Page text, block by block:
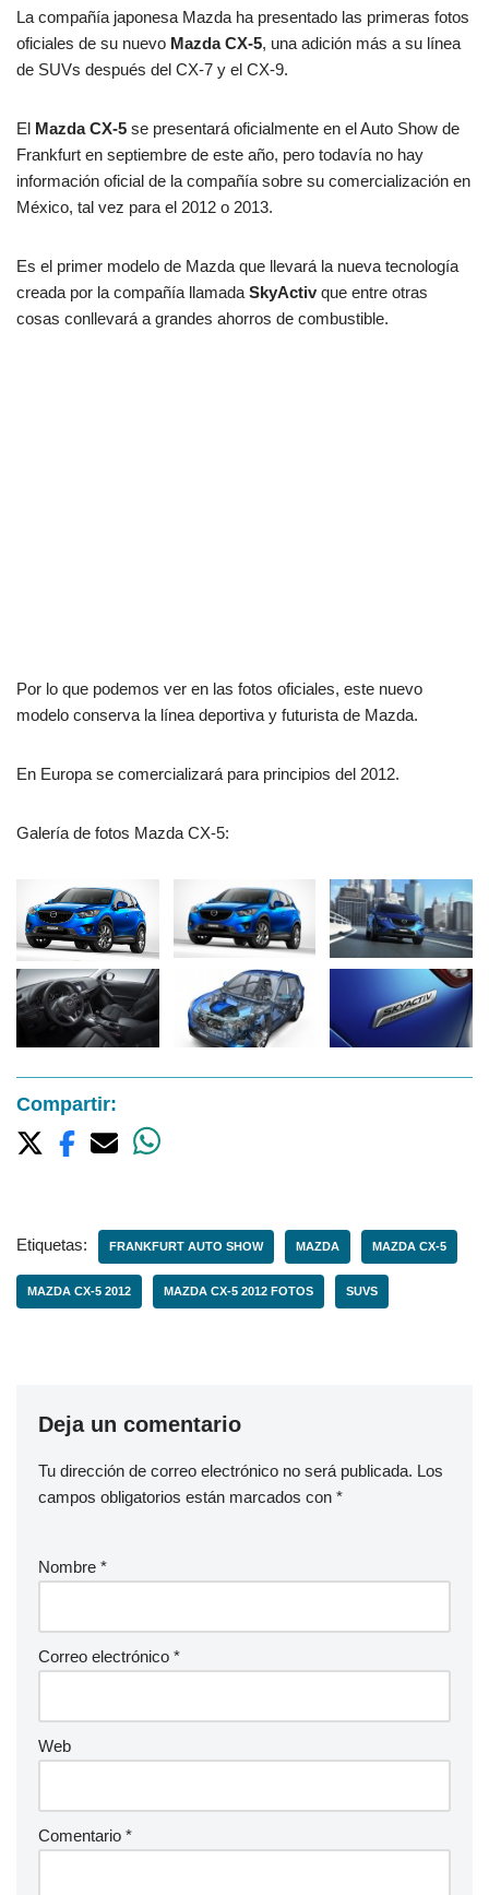
La compañía japonesa Mazda ha presentado las primeras fotos
oficiales de su nuevo Mazda CX-5, una adición más a su línea
de SUVs después del CX-7 y el CX-9.
El Mazda CX-5 se presentará oficialmente en el Auto Show de
Frankfurt en septiembre de este año, pero todavía no hay
información oficial de la compañía sobre su comercialización en
México, tal vez para el 2012 o 2013.
Es el primer modelo de Mazda que llevará la nueva tecnología
creada por la compañía llamada SkyActiv que entre otras
cosas conllevará a grandes ahorros de combustible.
Por lo que podemos ver en las fotos oficiales, este nuevo
modelo conserva la línea deportiva y futurista de Mazda.
En Europa se comercializará para principios del 2012.
Galería de fotos Mazda CX-5:
Compartir:
Etiquetas: FRANKFURT AUTO SHOW MAZDA MAZDA CX-5
MAZDA CX-5 2012 MAZDA CX-5 2012 FOTOS SUVS
Deja un comentario
Tu dirección de correo electrónico no será publicada. Los
campos obligatorios están marcados con *
Nombre *
Correo electrónico *
Web
Comentario *